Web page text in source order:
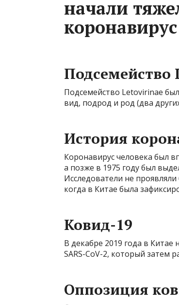
начали
коронавирус
Подсемейство
Подсемейство Letovirinae
вид, подрод и род (два
История
Коронавирус человека был
а позже в 1975 году был
Исследователи не
когда в Китае была
Ковид-19
В декабре 2019 года в
SARS-CoV-2, который затем
Оппозиция